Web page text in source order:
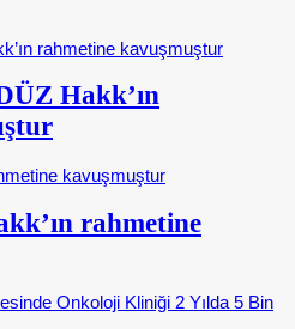
Hakk’ın
rahmetine